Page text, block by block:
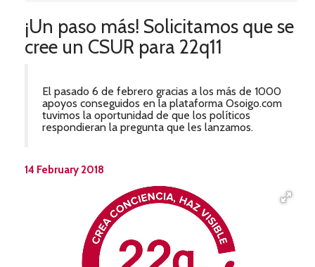
¡Un paso más! Solicitamos que se
cree un CSUR para 22q11
El pasado 6 de febrero gracias a los más de 1000
apoyos conseguidos en la plataforma Osoigo.com
tuvimos la oportunidad de que los políticos
respondieran la pregunta que les lanzamos.
14 February 2018